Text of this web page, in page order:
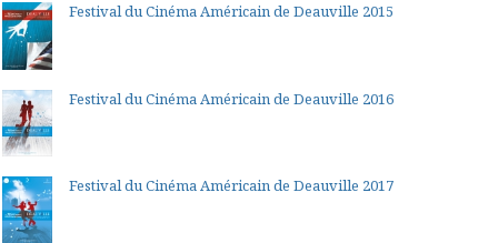
Festival du Cinéma Américain de Deauville 2015
Festival du Cinéma Américain de Deauville 2016
Festival du Cinéma Américain de Deauville 2017